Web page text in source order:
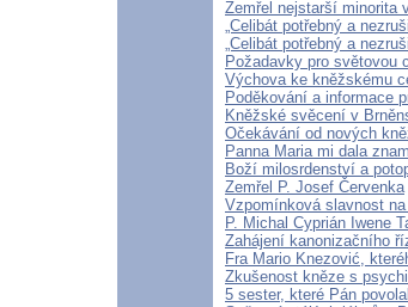
Zemřel nejstarší minorita
„Celibát potřebný a
„Celibát potřebný a
Požadavky pro světovou
Výchova ke kněžskému
Poděkování a informace
Kněžské svěcení v
Očekávání od nových
Panna Maria mi dala
Boží milosrdenství a
Zemřel P. Josef Červenka
Vzpomínková slavnost
P. Michal Cyprián Iwene
Zahájení kanonizačního
Fra Mario Knezović,
Zkušenost kněze s
5 sester, které Pán